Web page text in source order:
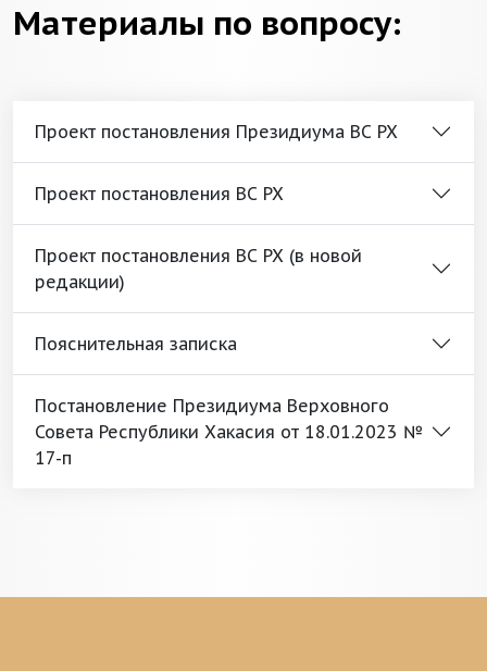
Материалы по вопросу:
Проект постановления Президиума ВС РХ
Проект постановления ВС РХ
Проект постановления ВС РХ (в новой
редакции)
Пояснительная записка
Постановление Президиума Верховного
Совета Республики Хакасия от 18.01.2023 №
17-п